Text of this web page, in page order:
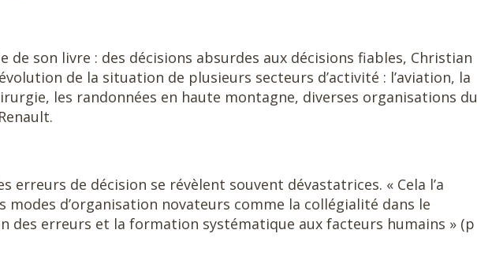
de son livre : des décisions absurdes aux décisions fiables, Christian
de la situation de plusieurs secteurs d’activité : l’aviation, la
les randonnées en haute montagne, diverses organisations du
erreurs de décision se révèlent souvent dévastatrices. « Cela l’a
modes d’organisation novateurs comme la collégialité dans le
des erreurs et la formation systématique aux facteurs humains » (p